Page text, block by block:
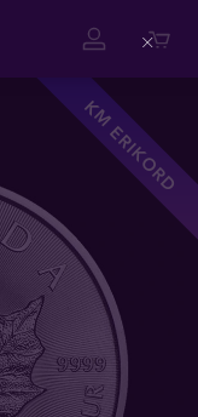
KM ERIKORD
Close